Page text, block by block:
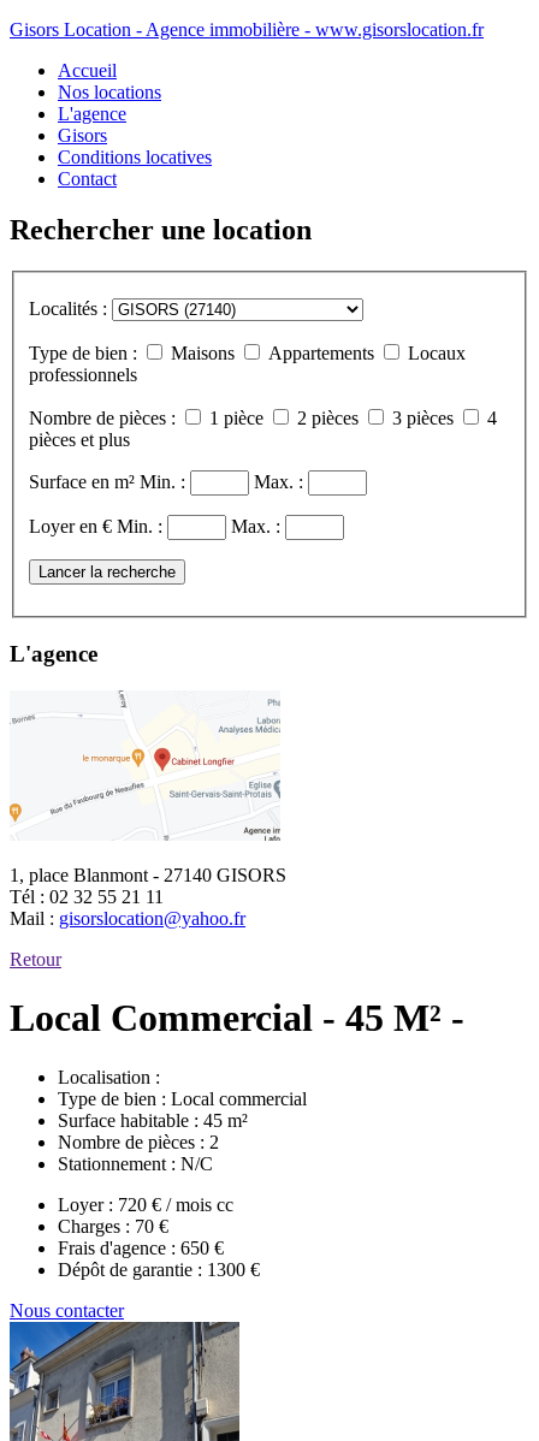
Gisors Location - Agence immobilière - www.gisorslocation.fr
Accueil
Nos locations
L'agence
Gisors
Conditions locatives
Contact
Rechercher une location
Localités :
Type de bien : Maisons Appartements
Locaux
professionnels
Nombre de pièces : 1 pièce 2 pièces 3 pièces
4
pièces et plus
Surface en m² Min. : Max. :
Loyer en € Min. : Max. :
Lancer la recherche
L'agence
1, place Blanmont - 27140 GISORS
Tél : 02 32 55 21 11
Mail : gisorslocation@yahoo.fr
Retour
Local Commercial - 45 M² -
Localisation :
Type de bien : Local commercial
Surface habitable : 45 m²
Nombre de pièces : 2
Stationnement : N/C
Loyer : 720 € / mois cc
Charges : 70 €
Frais d'agence : 650 €
Dépôt de garantie : 1300 €
Nous contacter